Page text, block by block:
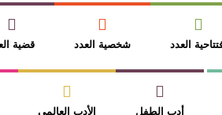
في “مملكة الله” للدكتور محمد بدوي
العدد شخصية العدد قضية
أدب الطفل الأدب العالمي